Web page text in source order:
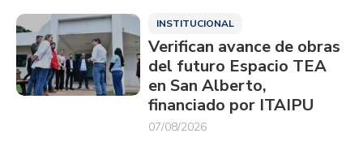
INSTITUCIONAL
Verifican avance de obras
del futuro Espacio TEA
en San Alberto,
financiado por ITAIPU
07/08/2026